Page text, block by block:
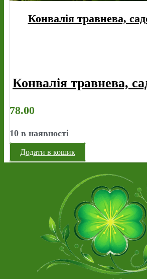
Конвалія травнева,
Конвалія травнева,
78.00
10 в наявності
Додати в кошик